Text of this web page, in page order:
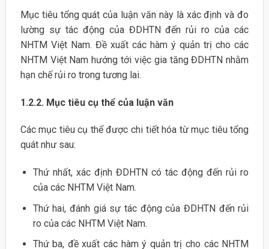
Mục tiêu tổng quát của luận văn này là xác định và đo
lường sự tác động của ĐDHTN đến rủi ro của các
NHTM Việt Nam. Đề xuất các hàm ý quản trị cho các
NHTM Việt Nam hướng tới việc gia tăng ĐDHTN nhằm
hạn chế rủi ro trong tương lai.
1.2.2. Mục tiêu cụ thể của luận văn
Các mục tiêu cụ thể được chi tiết hóa từ mục tiêu tổng
quát như sau:
Thứ nhất, xác định ĐDHTN có tác động đến rủi ro
của các NHTM Việt Nam.
Thứ hai, đánh giá sự tác động của ĐDHTN đến rủi
ro của các NHTM Việt Nam.
Thứ ba, đề xuất các hàm ý quản trị cho các NHTM